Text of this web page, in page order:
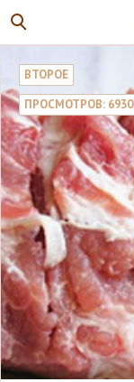
ВТОРОЕ
ПРОСМОТРОВ: 6930